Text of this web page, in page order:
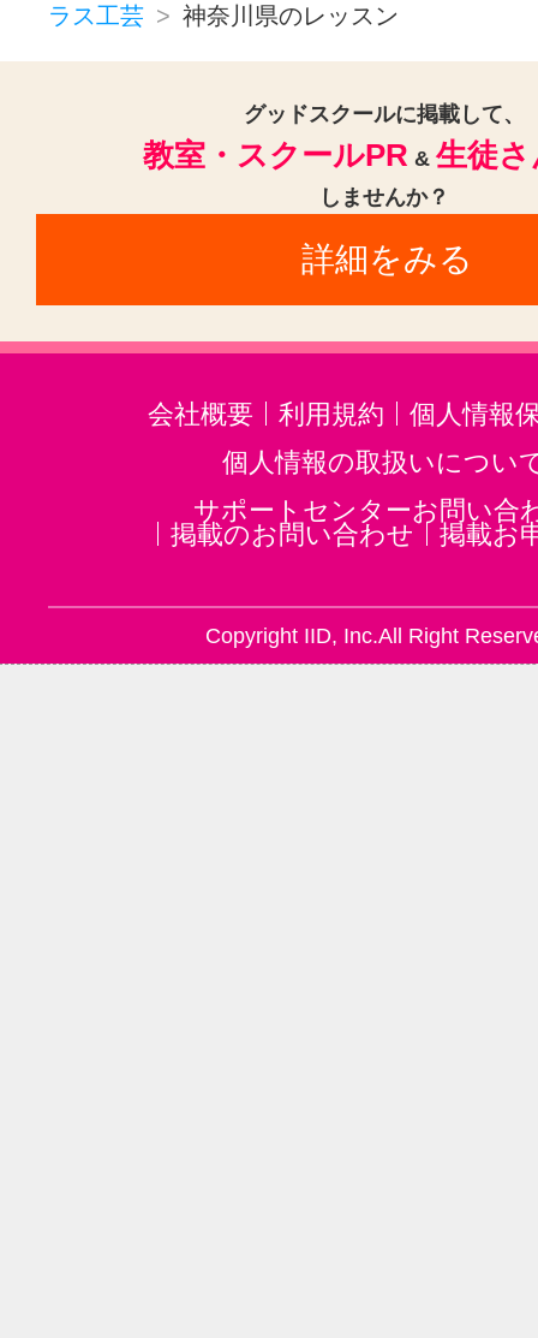
ラス工芸
神奈川県のレッスン
グッドスクールに掲載して、
教室・スクールPR & 生徒
しませんか？
詳細をみる
会社概要 利用規約
個人情報
個人情報の取扱いについ
サポートセンターお問い合
掲載のお問い合わせ
掲載お
Copyright IID, Inc.All Right